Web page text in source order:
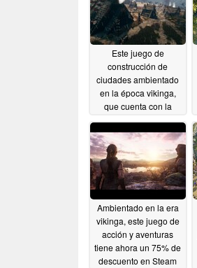
Este juego de
construcción de
ciudades ambientado
en la época vikinga,
que cuenta con la
de los jugadores, tiene
un descuento del 70 %
en Steam06/13/2026
Ambientado en la era
vikinga, este juego de
acción y aventuras
tiene ahora un 75% de
descuento en Steam